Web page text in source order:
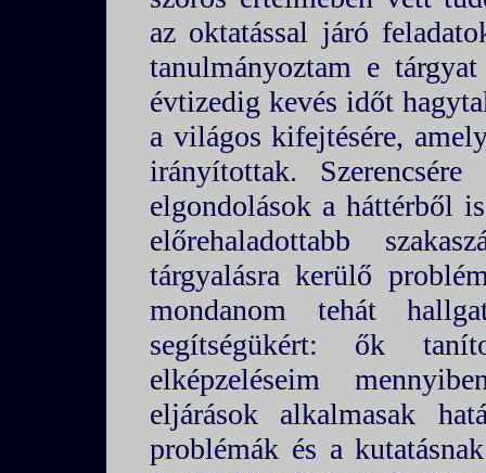
az oktatással járó
tanulmányoztam e
évtizedig kevés időt
a világos kifejtésére,
irányítottak.
elgondolások a háttérből
előrehaladottabb
tárgyalásra kerülő
mondanom tehát
segítségükért: ők
elképzeléseim
eljárások alkalmasak
problémák és a